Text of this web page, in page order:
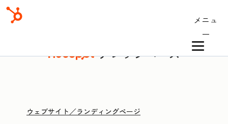
メニュ
ー
ナレッジベース
ウェブサイト／ランディングページ